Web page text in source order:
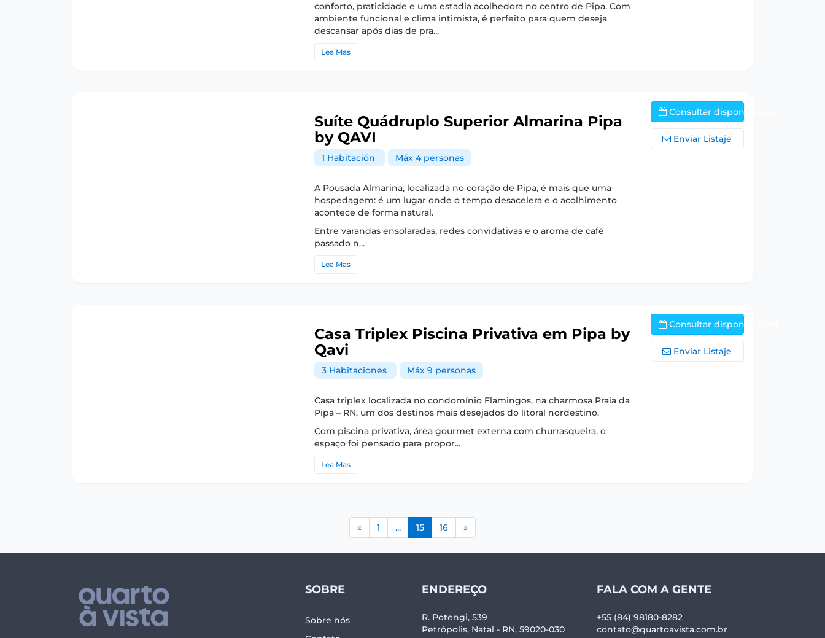
conforto, praticidade e uma estadia acolhedora no centro de Pipa. Com
ambiente funcional e clima intimista, é perfeito para quem deseja
descansar após dias de pra...
Lea Mas
Suíte Quádruplo Superior Almarina Pipa
by QAVI
1 Habitación Máx 4 personas
A Pousada Almarina, localizada no coração de Pipa, é mais que uma
hospedagem: é um lugar onde o tempo desacelera e o acolhimento
acontece de forma natural.
Entre varandas ensolaradas, redes convidativas e o aroma de café
passado n...
Lea Mas
Consultar disponibilidad
Enviar Listaje
Casa Triplex Piscina Privativa em Pipa by
Qavi
3 Habitaciones Máx 9 personas
Casa triplex localizada no condomínio Flamingos, na charmosa Praia da
Pipa – RN, um dos destinos mais desejados do litoral nordestino.
Com piscina privativa, área gourmet externa com churrasqueira, o
espaço foi pensado para propor...
Lea Mas
Consultar disponibilidad
Enviar Listaje
« 1 ... 15(current)
16 »
SOBRE
Sobre nós
ENDEREÇO
R. Potengi, 539
Petrópolis, Natal - RN, 59020-030
FALA COM A GENTE
+55 (84) 98180-8282
contato@quartoavista.com.br